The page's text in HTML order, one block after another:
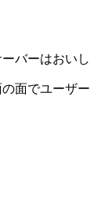
バーはおいし
面でユーザー